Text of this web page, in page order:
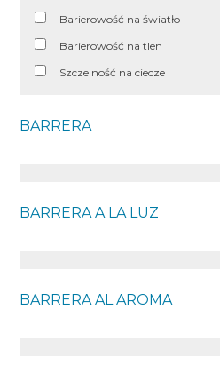
Barierowość na światło
Barierowość na tlen
Szczelność na ciecze
BARRERA
BARRERA A LA LUZ
BARRERA AL AROMA